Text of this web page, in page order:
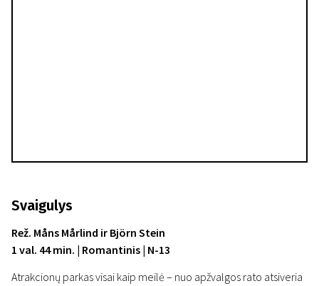
Svaigulys
Rež. Måns Mårlind ir Björn Stein
1 val. 44 min. | Romantinis | N-13
Atrakcionų parkas visai kaip meilė – nuo apžvalgos rato atsiveria